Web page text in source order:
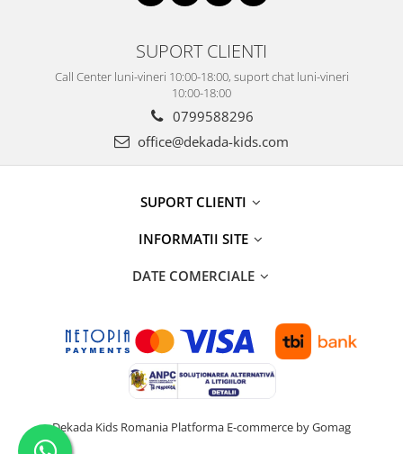
SUPORT CLIENTI
Call Center luni-vineri 10:00-18:00, suport chat luni-vineri
10:00-18:00
0799588296
office@dekada-kids.com
SUPORT CLIENTI
INFORMATII SITE
DATE COMERCIALE
Dekada Kids Romania Platforma E-commerce by Gomag